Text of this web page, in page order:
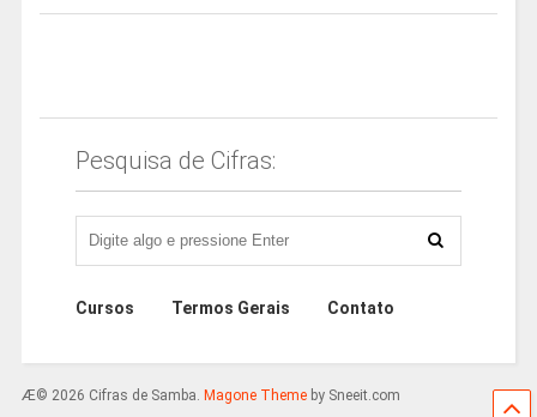
Pesquisa de Cifras:
Cursos Termos Gerais Contato
Æ© 2026 Cifras de Samba. Magone Themeby Sneeit.com